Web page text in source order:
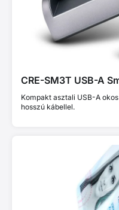
CRE-SM3T USB-A
Kompakt asztali USB-A
hosszú kábellel.